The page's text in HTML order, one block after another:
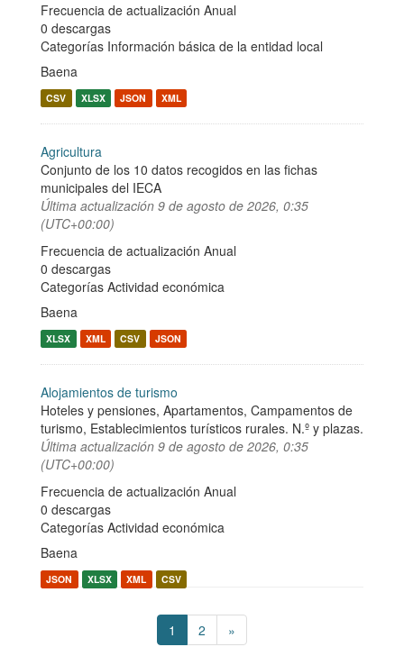
Frecuencia de actualización Anual
0 descargas
Categorías Información básica de la entidad local
Baena
CSV XLSX JSON XML
Agricultura
Conjunto de los 10 datos recogidos en las fichas
municipales del IECA
Última actualización 9 de agosto de 2026, 0:35
(UTC+00:00)
Frecuencia de actualización Anual
0 descargas
Categorías Actividad económica
Baena
XLSX XML CSV JSON
Alojamientos de turismo
Hoteles y pensiones, Apartamentos, Campamentos de
turismo, Establecimientos turísticos rurales. N.º y plazas.
Última actualización 9 de agosto de 2026, 0:35
(UTC+00:00)
Frecuencia de actualización Anual
0 descargas
Categorías Actividad económica
Baena
JSON XLSX XML CSV
1 2 »